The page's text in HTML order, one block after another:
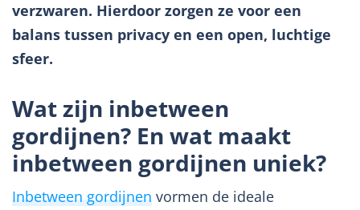
verzwaren. Hierdoor zorgen ze voor een
balans tussen privacy en een open, luchtige
sfeer.
Wat zijn inbetween
gordijnen? En wat maakt
inbetween gordijnen uniek?
Inbetween gordijnen vormen de ideale